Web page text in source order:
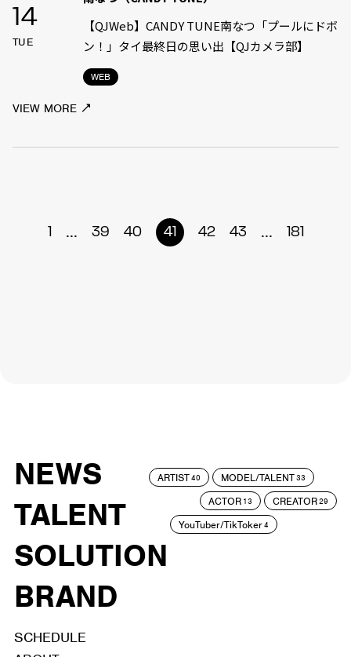
14
TUE
WEB
【QJWeb】CANDY TUNE南なつ「プールにドボ
ン！」タイ最終日の思い出【QJカメラ部】
VIEW MORE
1 ... 39 40 41 42 43 ... 181
NEWS
TALENT
SOLUTION
BRAND
ARTIST40 MODEL/TALENT33
ACTOR 13 CREATOR29
YouTuber/TikToker4
SCHEDULE